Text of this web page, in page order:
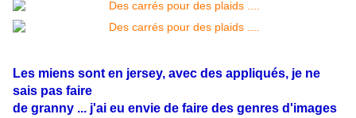
Les miens sont en jersey, avec des appliqués, je ne
sais pas faire
de granny ... j'ai eu envie de faire des genres d'images